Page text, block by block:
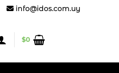
info@idos.com.uy
$0